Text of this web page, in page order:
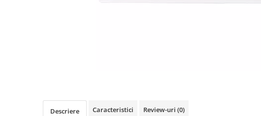
Descriere Caracteristici Review-uri (0)